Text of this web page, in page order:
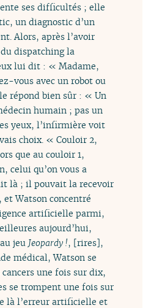
ses difficultés ; elle
un diagnostic d’un
Alors, après l’avoir
dispatching la
lui dit : « Madame,
vous avec un robot ou
répond bien sûr : « Un
humain ; pas un
yeux, l’infirmière voit
choix. « Couloir 2,
que au couloir 1,
celui qu’on vous a
là ; il pouvait la recevoir
Watson concentré
artificielle parmi,
aujourd’hui,
jeu Jeopardy !, [rires],
médical, Watson se
une fois sur dix,
se trompent une fois sur
là l’erreur artificielle et